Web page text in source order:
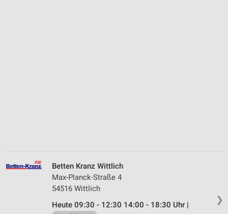
❯
Betten Kranz Wittlich
Max-Planck-Straße 4
54516 Wittlich
Heute 09:30 - 12:30 14:00 - 18:30 Uhr |